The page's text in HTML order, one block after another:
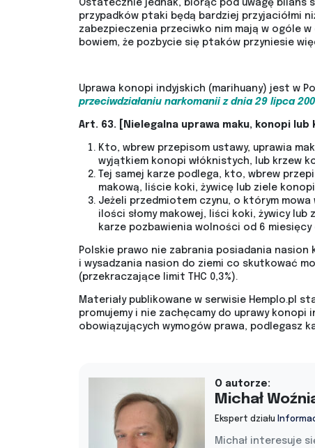
Ostatecznie jednak, biorąc pod uwagę bilans
przypadków ptaki będą bardziej przyjaciółmi
zabezpieczenia przeciwko nim mają w ogóle
bowiem, że pozbycie się ptaków przyniesie
Uprawa konopi indyjskich (marihuany) jest w
przeciwdziałaniu narkomanii z dnia 29 lipca
Art. 63. [Nielegalna uprawa maku, konopi lub
Kto, wbrew przepisom ustawy, uprawia
wyjątkiem konopi włóknistych, lub krzew
Tej samej karze podlega, kto, wbrew
makową, liście koki, żywicę lub ziele
Jeżeli przedmiotem czynu, o którym
ilości słomy makowej, liści koki, żywicy
karze pozbawienia wolności od 6 miesięcy
Polskie prawo nie zabrania posiadania nasion
i wysadzania nasion do ziemi co skutkować
(przekraczające limit THC 0,3%).
Materiały publikowane w serwisie Hemplo.pl
promujemy i nie zachęcamy do uprawy konopi
obowiązujących wymogów prawa, podlegasz
O autorze:
Michał
Ekspert działu
Michał interesuje